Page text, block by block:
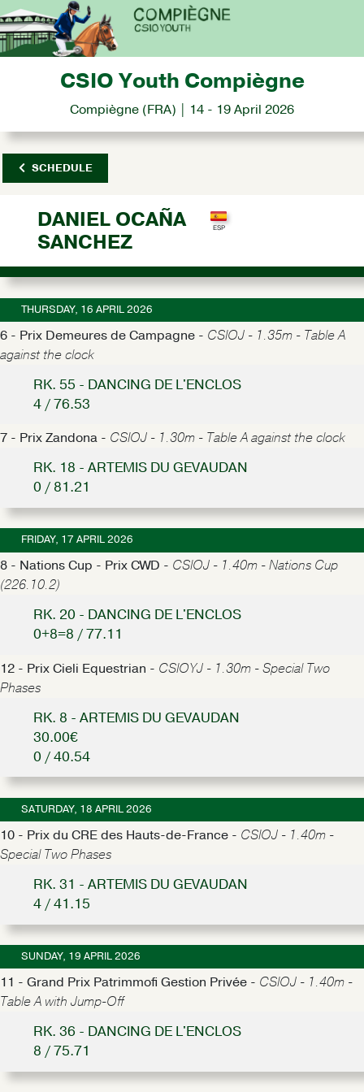
CSIO Youth Compiègne
Compiègne (FRA) | 14 - 19 April 2026
SCHEDULE
DANIEL OCAÑA
SANCHEZ
THURSDAY, 16 APRIL 2026
6 - Prix Demeures de Campagne - CSIOJ - 1.35m - Table A
against the clock
RK. 55 - DANCING DE L'ENCLOS
4 / 76.53
7 - Prix Zandona - CSIOJ - 1.30m - Table A against the clock
RK. 18 - ARTEMIS DU GEVAUDAN
0 / 81.21
FRIDAY, 17 APRIL 2026
8 - Nations Cup - Prix CWD - CSIOJ - 1.40m - Nations Cup
(226.10.2)
RK. 20 - DANCING DE L'ENCLOS
0+8=8 / 77.11
12 - Prix Cieli Equestrian - CSIOYJ - 1.30m - Special Two
Phases
RK. 8 - ARTEMIS DU GEVAUDAN
30.00€
0 / 40.54
SATURDAY, 18 APRIL 2026
10 - Prix du CRE des Hauts-de-France - CSIOJ - 1.40m -
Special Two Phases
RK. 31 - ARTEMIS DU GEVAUDAN
4 / 41.15
SUNDAY, 19 APRIL 2026
11 - Grand Prix Patrimmofi Gestion Privée - CSIOJ - 1.40m -
Table A with Jump-Off
RK. 36 - DANCING DE L'ENCLOS
8 / 75.71